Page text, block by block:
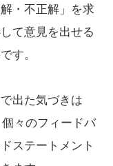
・不正解」を求
て意見を出せる
す。
出た気づきは
々のフィードバ
ステートメント